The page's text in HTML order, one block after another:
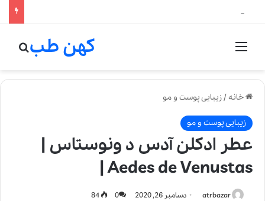
منو کهن طب
خانه/زیبایی پوست و مو
زیبایی پوست و مو
عطر ادکلن آدس د ونوستاس |
Aedes de Venustas |
atrbazar دسامبر 26, 2020 0